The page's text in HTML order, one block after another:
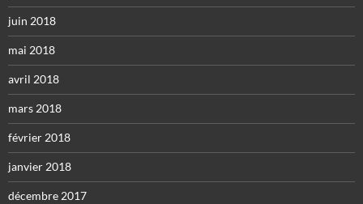
juin 2018
mai 2018
avril 2018
mars 2018
février 2018
janvier 2018
décembre 2017